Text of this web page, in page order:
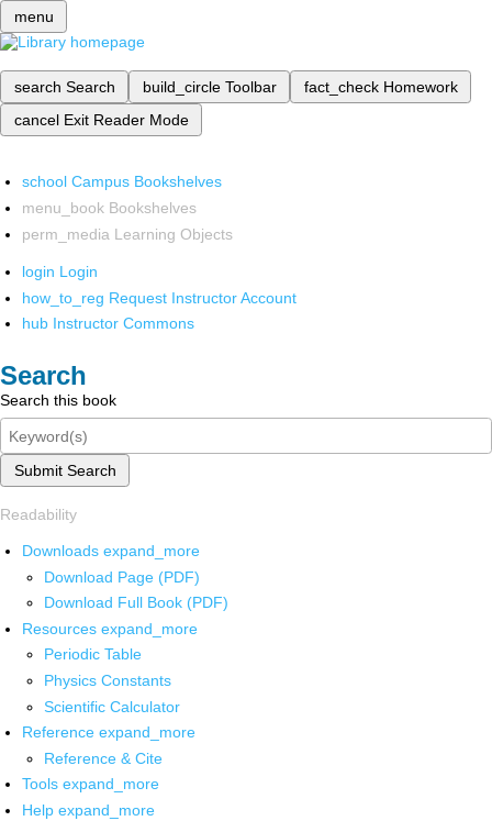
menu
search Search build_circle Toolbar fact_check Homework
cancel Exit Reader Mode
school Campus Bookshelves
menu_book Bookshelves
perm_media Learning Objects
login Login
how_to_reg Request Instructor Account
hub Instructor Commons
Search
Search this book
Submit Search
Readability
Downloads expand_more
Download Page (PDF)
Download Full Book (PDF)
Resources expand_more
Periodic Table
Physics Constants
Scientific Calculator
Reference expand_more
Reference & Cite
Tools expand_more
Help expand_more